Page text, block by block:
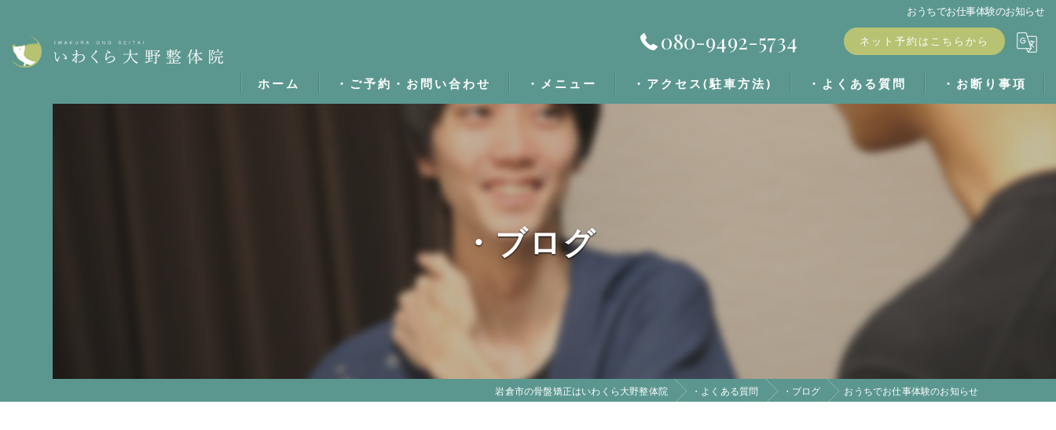
おうちでお仕事体験のお知らせ
080-9492-5734 ネット予約はこちらから
ホーム ・ご予約・お問い合わせ ・メニュー
・施術の流れ
・定期割/回数券
・アクセス(駐車方法) ・よくある質問
・ブログ
・お客様の声
・お断り事項
・ブログ
岩倉市の骨盤矯正はいわくら大野整体院 ・よくある質問 ・ブログ おうちでお仕事体験のお知らせ